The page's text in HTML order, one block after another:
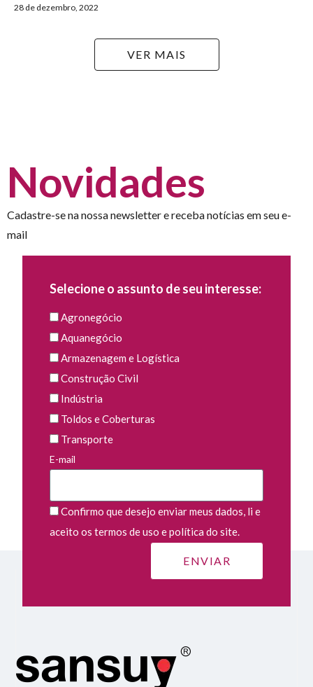
28 de dezembro, 2022
VER MAIS
Novidades
Cadastre-se na nossa newsletter e receba notícias em seu e-
mail
Selecione o assunto de seu interesse:
Agronegócio
Aquanegócio
Armazenagem e Logística
Construção Civil
Indústria
Toldos e Coberturas
Transporte
E-mail
Confirmo que desejo enviar meus dados, li e
aceito os termos de uso e política do site.